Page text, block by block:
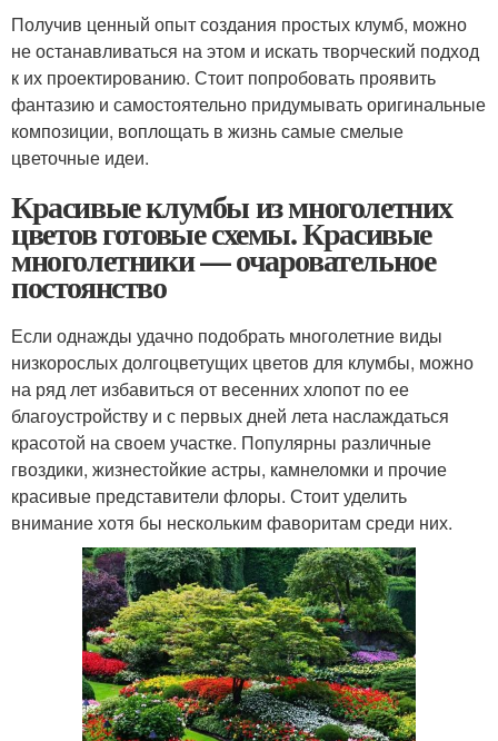
Получив ценный опыт создания простых клумб, можно
не останавливаться на этом и искать творческий подход
к их проектированию. Стоит попробовать проявить
фантазию и самостоятельно придумывать оригинальные
композиции, воплощать в жизнь самые смелые
цветочные идеи.
Красивые клумбы из многолетних
цветов готовые схемы. Красивые
многолетники — очаровательное
постоянство
Если однажды удачно подобрать многолетние виды
низкорослых долгоцветущих цветов для клумбы, можно
на ряд лет избавиться от весенних хлопот по ее
благоустройству и с первых дней лета наслаждаться
красотой на своем участке. Популярны различные
гвоздики, жизнестойкие астры, камнеломки и прочие
красивые представители флоры. Стоит уделить
внимание хотя бы нескольким фаворитам среди них.